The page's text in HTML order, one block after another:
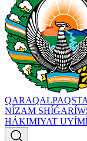
NÍZAM
HÁKIMIYAT